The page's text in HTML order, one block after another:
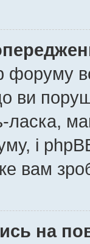
форуму
ви
і
вам
на